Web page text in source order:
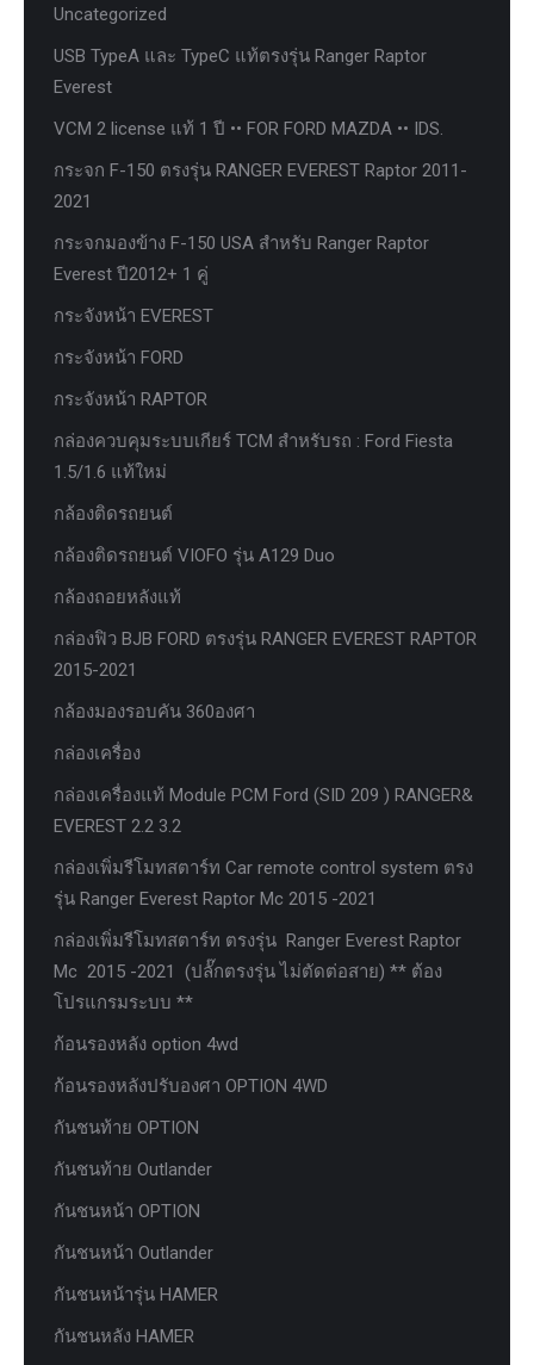
Uncategorized
USB TypeA และ TypeC แท้ตรงรุ่น Ranger Raptor
Everest
VCM 2 license แท้ 1 ปี •• FOR FORD MAZDA •• IDS.
กระจก F-150 ตรงรุ่น RANGER EVEREST Raptor 2011-
2021
กระจกมองข้าง F-150 USA สำหรับ Ranger Raptor
Everest ปี2012+ 1 คู่
กระจังหน้า EVEREST
กระจังหน้า FORD
กระจังหน้า RAPTOR
กล่องควบคุมระบบเกียร์ TCM สำหรับรถ : Ford Fiesta
1.5/1.6 แท้ใหม่
กล้องติดรถยนต์
กล้องติดรถยนต์ VIOFO รุ่น A129 Duo
กล้องถอยหลังแท้
กล่องฟิว BJB FORD ตรงรุ่น RANGER EVEREST RAPTOR
2015-2021
กล้องมองรอบคัน 360องศา
กล่องเครื่อง
กล่องเครื่องแท้ Module PCM Ford (SID 209 ) RANGER&
EVEREST 2.2 3.2
กล่องเพิ่มรีโมทสตาร์ท Car remote control system ตรง
รุ่น Ranger Everest Raptor Mc 2015 -2021
กล่องเพิ่มรีโมทสตาร์ท ตรงรุ่น Ranger Everest Raptor
Mc 2015 -2021 (ปลั๊กตรงรุ่น ไม่ตัดต่อสาย) ** ต้อง
โปรแกรมระบบ **
ก้อนรองหลัง option 4wd
ก้อนรองหลังปรับองศา OPTION 4WD
กันชนท้าย OPTION
กันชนท้าย Outlander
กันชนหน้า OPTION
กันชนหน้า Outlander
กันชนหน้ารุ่น HAMER
กันชนหลัง HAMER